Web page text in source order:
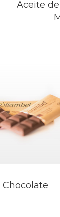
Aceite
Chocolate